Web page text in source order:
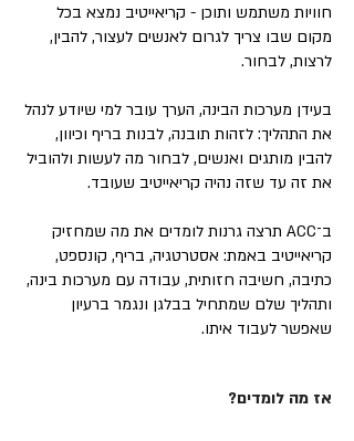
חוויות משתמש ותוכן - קריאייטיב נמצא בכל
מקום שבו צריך לגרום לאנשים לעצור, להבין,
לרצות, לבחור.
בעידן מערכות הבינה, הערך עובר למי שיודע לנהל
את התהליך: לזהות תובנה, לבנות בריף וכיוון,
להבין מותגים ואנשים, לבחור מה לעשות ולהוביל
את זה עד שזה נהיה קריאייטיב שעובד.
ב־ACC תרצה גרנות לומדים את מה שמחזיק
קריאייטיב באמת: אסטרטגיה, בריף, קונספט,
כתיבה, חשיבה חזותית, עבודה עם מערכות בינה,
ותהליך שלם שמתחיל בבלגן ונגמר ברעיון
שאפשר לעבוד איתו.
אז מה לומדים?